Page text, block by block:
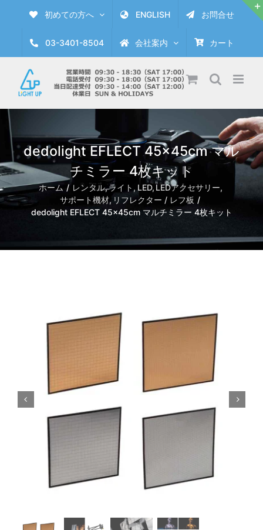
初めての方へ ENGLISH お問合せ
03-3401-8504 会社案内 カート
dedolight EFLECT 45×45cm マル
チミラー 4枚キット
ホーム レンタル ライト LED LEDアクセサリー
サポート機材 リフレクター / レフ板
dedolight EFLECT 45×45cm マルチミラー 4枚キット